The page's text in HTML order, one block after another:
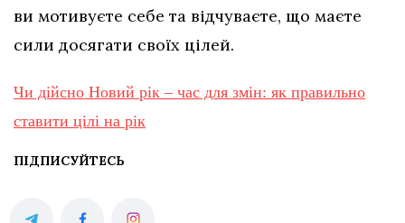
ви мотивуєте себе та відчуваєте, що маєте
сили досягати своїх цілей.
Чи дійсно Новий рік – час для змін: як правильно
ставити цілі на рік
ПІДПИСУЙТЕСЬ